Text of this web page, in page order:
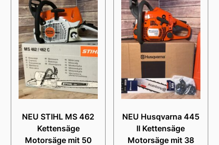
NEU STIHL MS 462
Kettensäge
Motorsäge mit 50
NEU Husqvarna 445
II Kettensäge
Motorsäge mit 38